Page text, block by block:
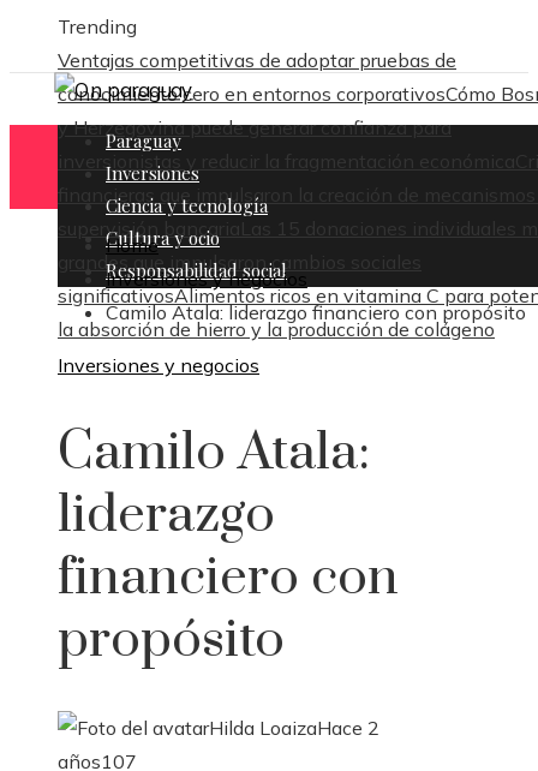
Trending
Ventajas competitivas de adoptar pruebas de
conocimiento cero en entornos corporativosCómo
y Herzegovina puede generar confianza para
inversionistas y reducir la fragmentación económica
financieras que impulsaron la creación de
supervisión bancaria
Las 15 donaciones individuales
grandes que impulsaron cambios sociales
significativosAlimentos ricos en vitamina C para
la absorción de hierro y la producción de colágeno
Paraguay
Inversiones
Ciencia y tecnología
Cultura y ocio
Responsabilidad social
Home
Inversiones y negocios
Camilo Atala: liderazgo financiero con propósito
Inversiones y negocios
Camilo Atala:
liderazgo
financiero con
propósito
Hilda LoaizaHace 2
años107